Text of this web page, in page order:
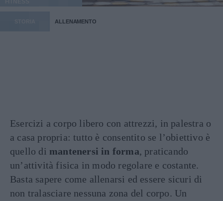
ALLENAMENTO
Esercizi a corpo libero con attrezzi, in palestra o
a casa propria: tutto è consentito se l’obiettivo è
quello di mantenersi in forma, praticando
un’attività fisica in modo regolare e costante.
Basta sapere come allenarsi ed essere sicuri di
non tralasciare nessuna zona del corpo. Un